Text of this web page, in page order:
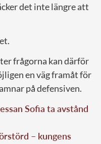
det inte längre att
frågorna kan därför
en väg framåt för
på defensiven.
Sofia ta avstånd
– kungens